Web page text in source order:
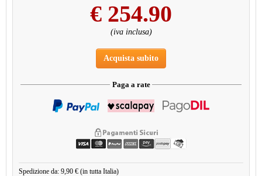
€ 254.90
(iva inclusa)
Acquista subito
Paga a rate
Spedizione da: 9,90 € (in tutta Italia)